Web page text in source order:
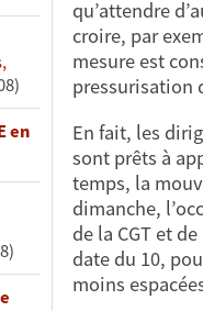
en
qu’attendre
croire, par
mesure est
pressurisation
En fait, les
sont prêts à
temps, la
dimanche,
de la CGT et
date du 10,
moins